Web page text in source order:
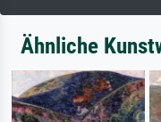
Ähnliche